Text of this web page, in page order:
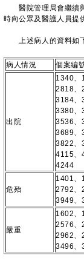
醫院管理局會繼續與
時向公眾及醫護人員提
上述病人的資料如
病人情況 個案編
出院
1340、
2818、
3184、
3380、
3536、
3689、
3822、
4115、
4244
危殆
1401、
2792、
3949、
嚴重
1602、
2576、
2962、
3496、